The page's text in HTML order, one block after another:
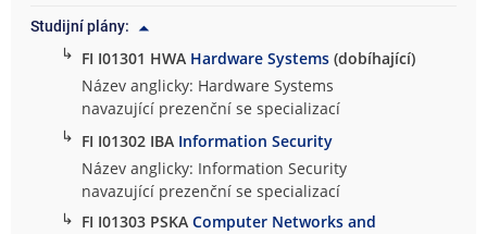
Studijní plány:
↳ FI I01301 HWA Hardware Systems (dobíhající)
Název anglicky: Hardware Systems
navazující prezenční se specializací
↳ FI I01302 IBA Information Security
Název anglicky: Information Security
navazující prezenční se specializací
↳ FI I01303 PSKAComputer Networks and